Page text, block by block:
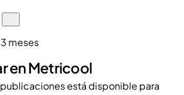
meses
en Metricool
está disponible para